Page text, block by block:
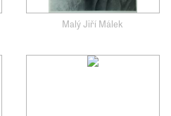
Malý Jiří Málek